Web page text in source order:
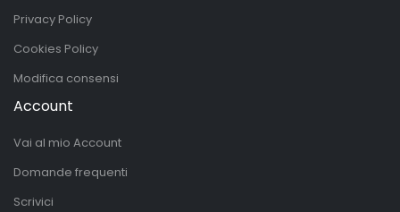
Privacy Policy
Cookies Policy
Modifica consensi
Account
Vai al mio Account
Domande frequenti
Scrivici